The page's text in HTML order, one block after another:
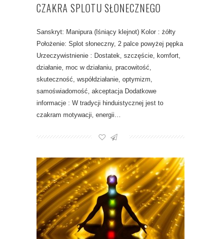
CZAKRA SPLOTU SŁONECZNEGO
Sanskryt: Manipura (lśniący klejnot) Kolor : żółty
Położenie: Splot słoneczny, 2 palce powyżej pępka
Urzeczywistnienie : Dostatek, szczęście, komfort,
działanie, moc w działaniu, pracowitość,
skuteczność, współdziałanie, optymizm,
samoświadomość, akceptacja Dodatkowe
informacje : W tradycji hinduistycznej jest to
czakram motywacji, energii…